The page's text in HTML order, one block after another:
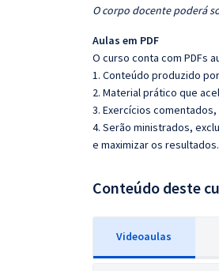
O corpo docente poderá
Aulas em PDF
O curso conta com PDFs
1. Conteúdo produzido
2. Material prático que
3. Exercícios
4. Serão ministrados,
e maximizar os resultados.
Conteúdo deste
Videoaulas